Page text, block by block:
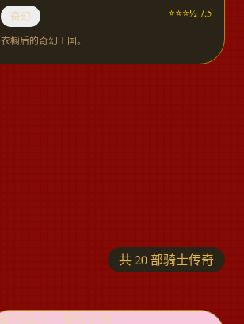
奇幻 ⭐⭐⭐½ 7.5
衣橱后的奇幻王国。
共 20 部骑士传奇